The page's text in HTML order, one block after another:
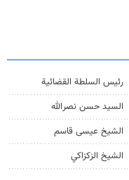
رئیس السلطة القضائیة
السيد حسن نصرالله
الشيخ عيسى قاسم
الشيخ الزكزاكي